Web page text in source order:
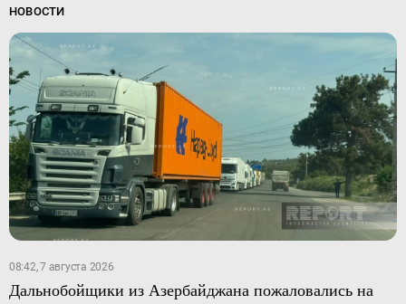
НОВОСТИ
08:42, 7 августа 2026
Дальнобойщики из Азербайджана пожаловались на